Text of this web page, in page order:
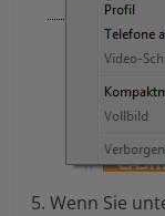
5. Wenn Sie